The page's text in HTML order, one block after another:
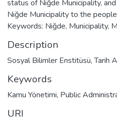
status of Niğde Municipality,
Niğde Municipality to the
Keywords: Niğde, Municipality,
Description
Sosyal Bilimler Enstitüsü, Tarih
Keywords
Kamu Yönetimi, Public
URI